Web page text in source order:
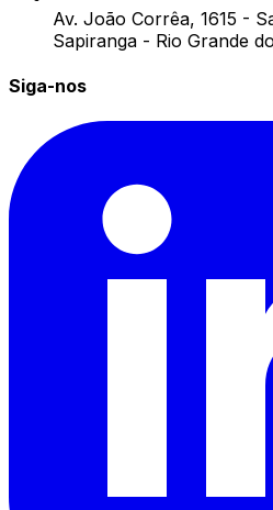
Av. João Corrêa, 1615 -
Sapiranga - Rio Grande
Siga-nos